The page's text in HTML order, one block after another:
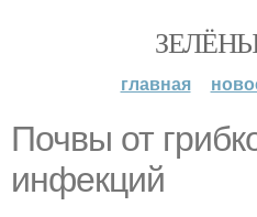
главная
Почвы от
инфекций